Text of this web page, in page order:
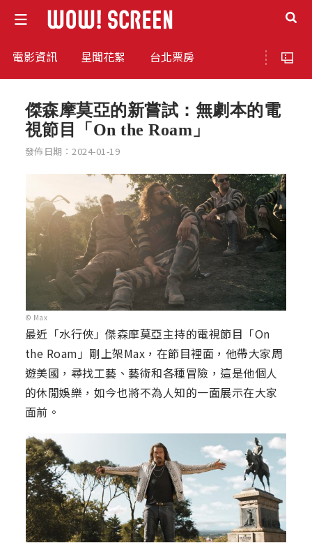
電影資訊 星聞花絮 台北票房
傑森摩莫亞的新嘗試：無劇本的電
視節目「On the Roam」
發佈日期：2024-01-19
© Max
最近「水行俠」傑森摩莫亞主持的電視節目「On
the Roam」剛上架Max，在節目裡面，他帶大家周
遊美國，尋找工藝、藝術和各種冒險，這是他個人
的休閒娛樂，如今也將不為人知的一面展示在大家
面前。